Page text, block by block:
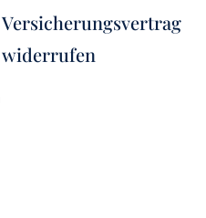
Versicherungsvertrag
widerrufen